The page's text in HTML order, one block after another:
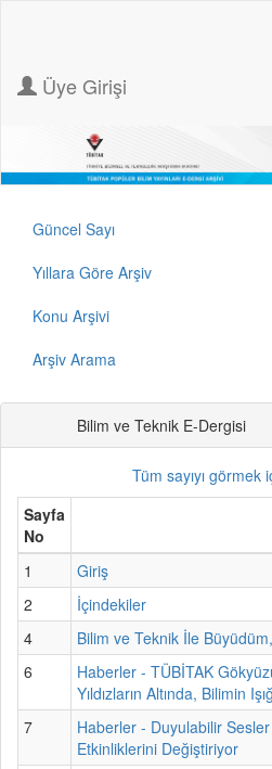
Üye Girişi
Güncel Sayı
Yıllara Göre Arşiv
Konu Arşivi
Arşiv Arama
Bilim ve Teknik E-Dergisi
Tüm sayıyı görmek
Sayfa
No
1
Giriş
2
İçindekiler
4
Bilim ve Teknik İle
6
Haberler - TÜBİTAK
Yıldızların Altında, Bilimin
7
Haberler - Duyulabilir
Etkinliklerini Değiştiriyor